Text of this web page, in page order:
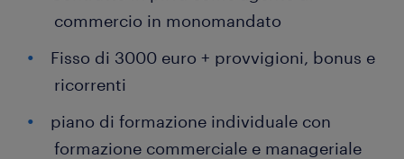
commercio in monomandato
Fisso di 3000 euro + provvigioni, bonus e
ricorrenti
piano di formazione individuale con
formazione commerciale e manageriale